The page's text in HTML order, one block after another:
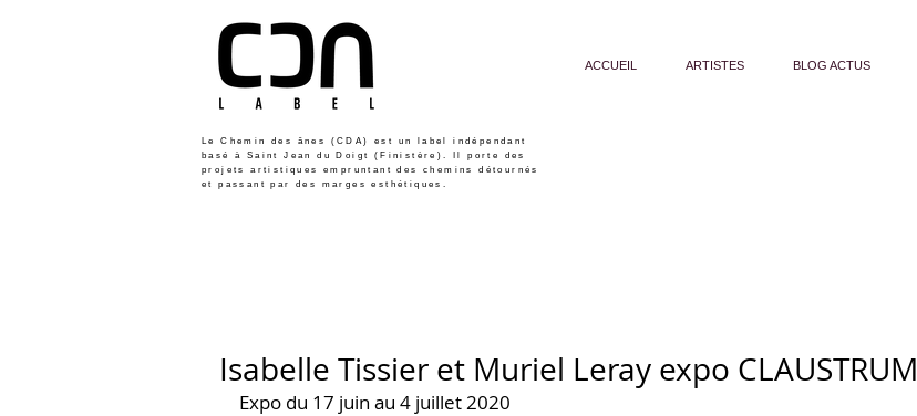
Le Chemin des ânes (CDA) est un label indépendant
basé à Saint Jean du Doigt (Finistère). Il porte des
projets artistiques empruntant des chemins détournés
et passant par des marges esthétiques.
ACCUEIL ARTISTES BLOG ACTUS
Isabelle Tissier et Muriel Leray expo CLAUSTRUM
Expo du 17 juin au 4 juillet 2020